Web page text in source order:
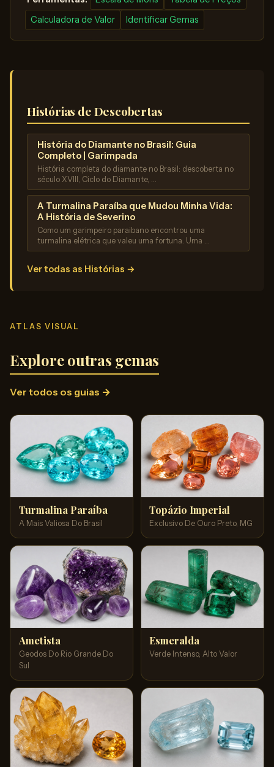
Calculadora de Valor
Identificar Gemas
Histórias de Descobertas
História do Diamante no Brasil: Guia
Completo | Garimpada
História completa do diamante no Brasil: descoberta no
século XVIII, Ciclo do Diamante, …
A Turmalina Paraíba que Mudou Minha Vida:
A História de Severino
Como um garimpeiro paraibano encontrou uma
turmalina elétrica que valeu uma fortuna. Uma …
Ver todas as Histórias →
ATLAS VISUAL
Explore outras gemas
Ver todos os guias →
Turmalina Paraíba
A Mais Valiosa Do Brasil
Topázio Imperial
Exclusivo De Ouro Preto, MG
Ametista
Geodos Do Rio Grande Do
Sul
Esmeralda
Verde Intenso, Alto Valor